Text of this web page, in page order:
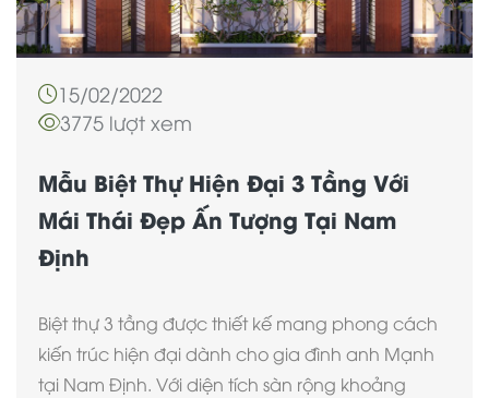
15/02/2022
3775 lượt xem
Mẫu Biệt Thự Hiện Đại 3 Tầng Với
Mái Thái Đẹp Ấn Tượng Tại Nam
Định
Biệt thự 3 tầng được thiết kế mang phong cách
kiến trúc hiện đại dành cho gia đình anh Mạnh
tại Nam Định. Với diện tích sàn rộng khoảng